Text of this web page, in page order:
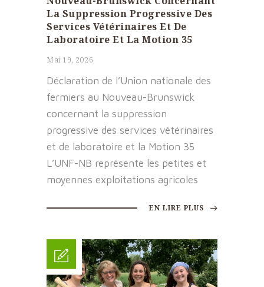
La Suppression Progressive Des
Services Vétérinaires Et De
Laboratoire Et La Motion 35
Mai 19, 2026
Déclaration de l’Union nationale des
fermiers au Nouveau-Brunswick
concernant la suppression
progressive des services vétérinaires
et de laboratoire et la Motion 35
L’UNF-NB représente les petites et
moyennes exploitations agricoles
EN LIRE PLUS